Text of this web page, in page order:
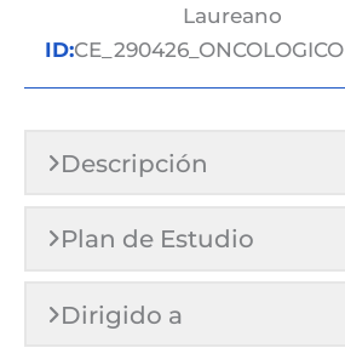
Laureano
ID:CE_290426_ONCOLOGICO
Descripción
Plan de Estudio
Dirigido a